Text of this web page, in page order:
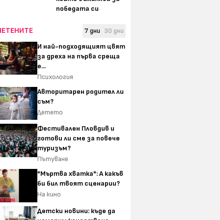
победата си
7 дни 30 дни
И най-подходящият цвят
за дреха на първа среща
е...
Психология
Авторитарен родител ли
съм?
Детето
Фестивален Пловдив и
готови ли сме за повече
туризъм?
Пътуване
"Мъртва хватка": А какъв
би бил твоят сценарии?
На кино
Детски новини: къде да